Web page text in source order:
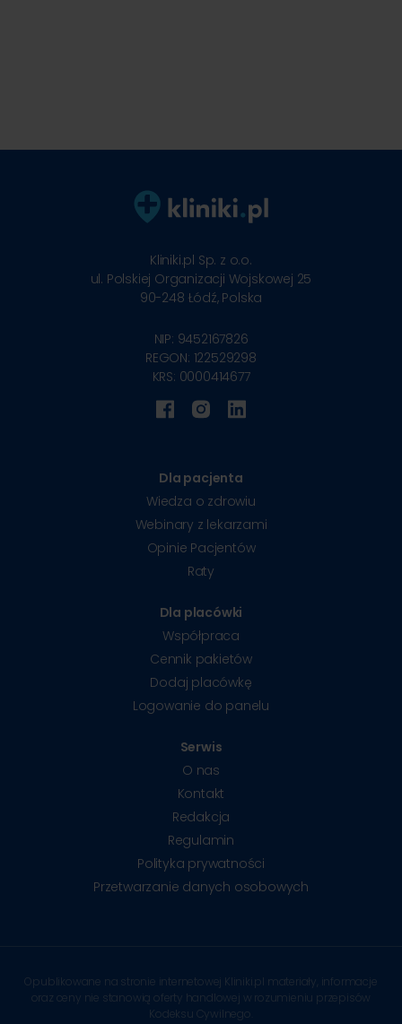
Kliniki.pl Sp. z o.o.
ul. Polskiej Organizacji Wojskowej 25
90-248 Łódź, Polska
NIP: 9452167826
REGON: 122529298
KRS: 0000414677
Dla pacjenta
Wiedza o zdrowiu
Webinary z lekarzami
Opinie Pacjentów
Raty
Dla placówki
Współpraca
Cennik pakietów
Dodaj placówkę
Logowanie do panelu
Serwis
O nas
Kontakt
Redakcja
Regulamin
Polityka prywatności
Przetwarzanie danych osobowych
Opublikowane na stronie internetowej Kliniki.pl materiały, informacje
oraz ceny nie stanowią oferty handlowej w rozumieniu przepisów
Kodeksu Cywilnego.